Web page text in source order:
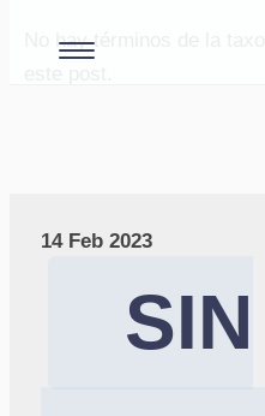
No hay términos de la
14 Feb 2023
SIN